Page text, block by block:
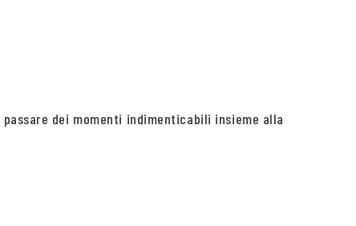
dei momenti indimenticabili insieme alla